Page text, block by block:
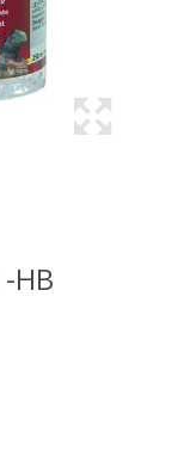
HB